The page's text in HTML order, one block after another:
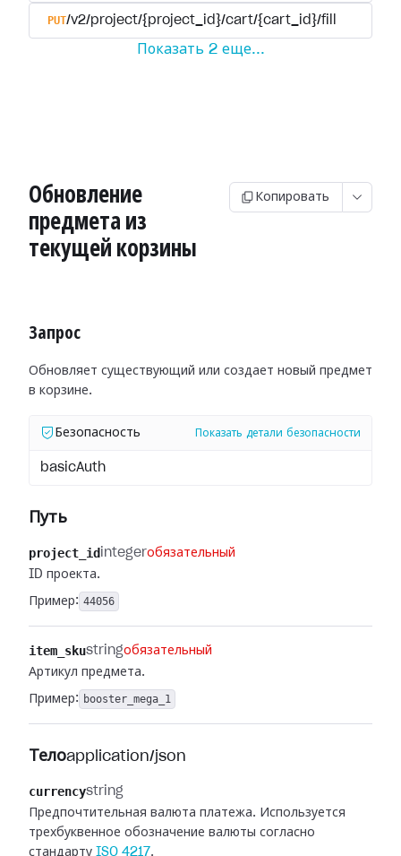
PUT/v2/project/{project_id}/cart/{cart_id}/fill
Показать 2 еще...
Обновление
предмета из
текущей корзины
Копировать
Запрос
Обновляет существующий или создает новый предмет
в корзине.
Безопасность Показать детали безопасности
basicAuth
Путь
project_id integerобязательный
ID проекта.
Пример: 44056
item_skustringобязательный
Артикул предмета.
Пример: booster_mega_1
Телоapplication/json
currencystring
Предпочтительная валюта платежа. Используется
трехбуквенное обозначение валюты согласно
стандарту ISO 4217.